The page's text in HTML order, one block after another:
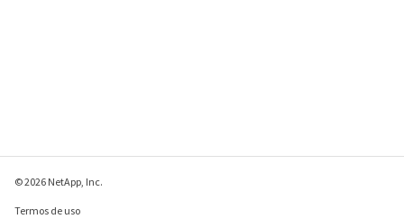
© 2026 NetApp, Inc.
Termos de uso